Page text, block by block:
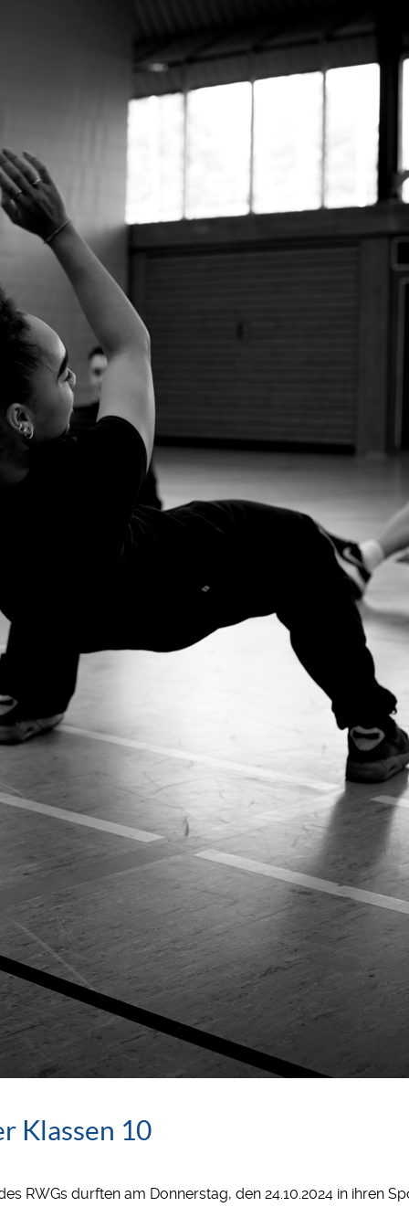
Klassen 10
RWGs durften am Donnerstag, den 24.10.2024 in ihren